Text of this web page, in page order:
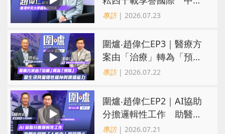
醫學院致力醫療創科造福
專訪| 2026.07.23
圍爐‧趙偉仁EP3｜醫療方
案由「治療」轉為「預
防」 醫生須具備犧牲精神
專訪| 2026.07.22
圍爐‧趙偉仁EP2｜AI協助
分擔邏輯性工作 助醫生
回歸「人性化」展同理心
專訪| 2026.07.21